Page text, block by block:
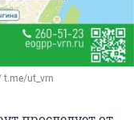
t.me/ut_vrn